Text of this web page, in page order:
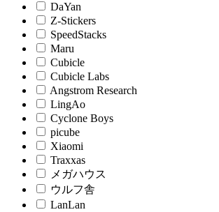
DaYan
Z-Stickers
SpeedStacks
Maru
Cubicle
Cubicle Labs
Angstrom Research
LingAo
Cyclone Boys
picube
Xiaomi
Traxxas
メガハウス
ウルフ舎
LanLan